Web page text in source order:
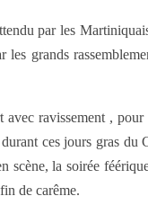
par les
grands
ravissement ,
ces jours gras du
scène, la soirée
de carême.